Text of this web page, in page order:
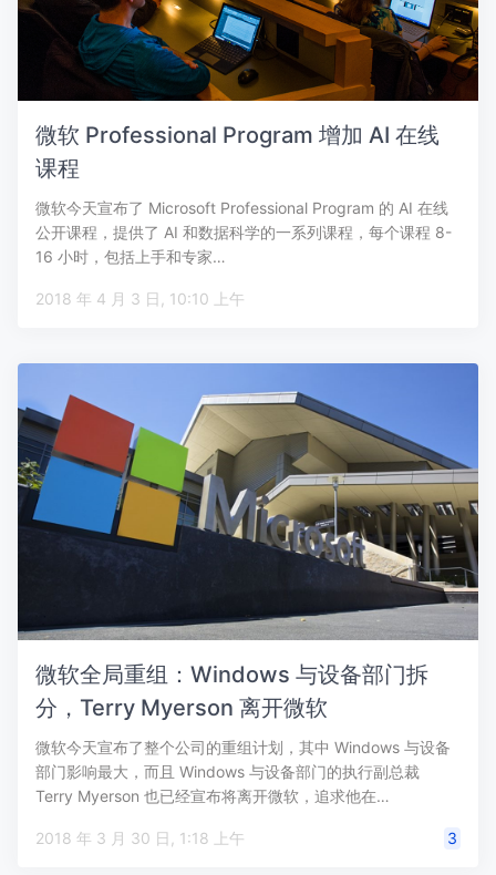
微软 Professional Program 增加 AI 在线
课程
微软今天宣布了 Microsoft Professional Program 的 AI 在线
公开课程，提供了 AI 和数据科学的一系列课程，每个课程 8-
16 小时，包括上手和专家…
2018 年 4 月 3 日, 10:10 上午
微软全局重组：Windows 与设备部门拆
分，Terry Myerson 离开微软
微软今天宣布了整个公司的重组计划，其中 Windows 与设备
部门影响最大，而且 Windows 与设备部门的执行副总裁
Terry Myerson 也已经宣布将离开微软，追求他在…
2018 年 3 月 30 日, 1:18 上午 3